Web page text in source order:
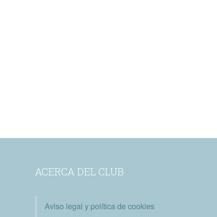
ACERCA DEL CLUB
Aviso legal y política de cookies